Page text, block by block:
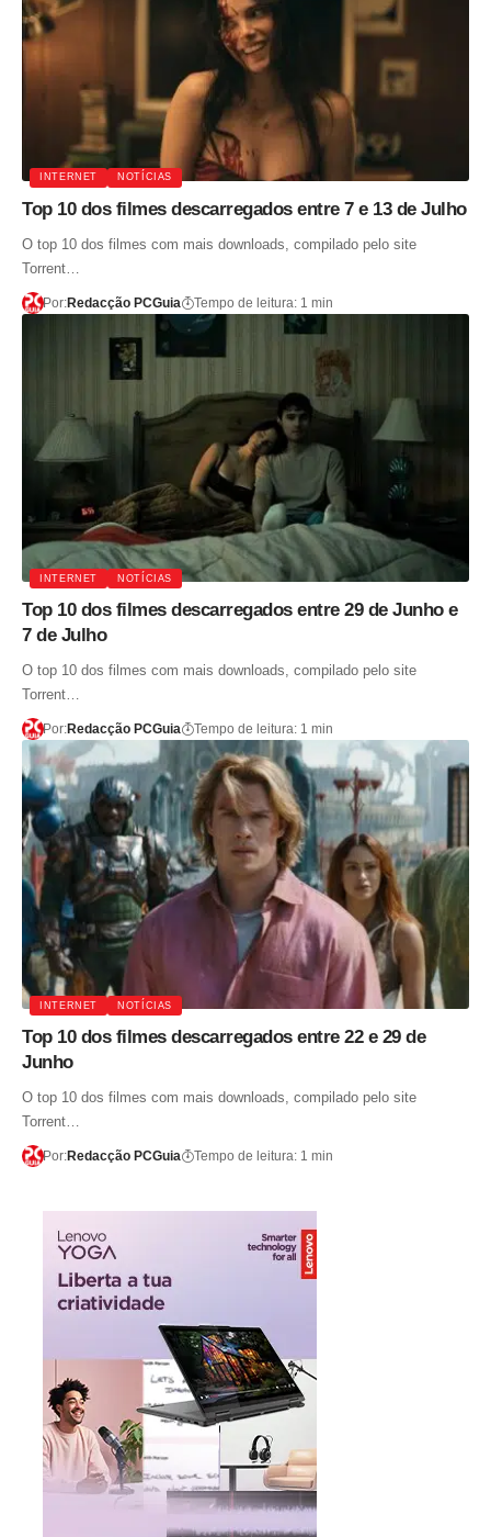
INTERNET NOTÍCIAS
Top 10 dos filmes descarregados entre 7 e 13 de Julho
O top 10 dos filmes com mais downloads, compilado pelo site
Torrent…
Por:Redacção PCGuia Tempo de leitura: 1 min
INTERNET NOTÍCIAS
Top 10 dos filmes descarregados entre 29 de Junho e
7 de Julho
O top 10 dos filmes com mais downloads, compilado pelo site
Torrent…
Por:Redacção PCGuia Tempo de leitura: 1 min
INTERNET NOTÍCIAS
Top 10 dos filmes descarregados entre 22 e 29 de
Junho
O top 10 dos filmes com mais downloads, compilado pelo site
Torrent…
Por:Redacção PCGuia Tempo de leitura: 1 min